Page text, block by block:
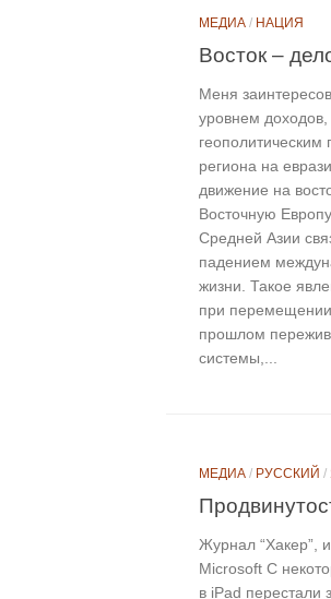
МЕДИА / НАЦИЯ
Восток –
Меня
уровнем доходов,
геополитическим
региона на
движение на
Восточную
Средней Азии
падением
жизни. Такое
при перемещении
прошлом
системы,...
МЕДИА / РУССКИЙ /
Журнал “Хакер”,
Microsoft С
в iPad перестали